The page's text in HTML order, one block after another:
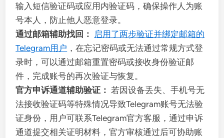
输入短信验证码或应用内验证码，确保操作人为账
号本人，防止他人恶意登录。
通过邮箱辅助找回： 启用了两步验证并绑定邮箱的
Telegram用户 ，在忘记密码或无法通过常规方式登
录时，可以通过邮箱重置密码或接收身份验证邮
件，完成账号的再次验证与恢复。
官方申诉通道辅助验证： 若因设备丢失、手机号无
法接收验证码等特殊情况导致Telegram账号无法验
证身份，用户可联系Telegram官方客服，通过申诉
通道提交相关证明材料，官方审核通过后可协助账